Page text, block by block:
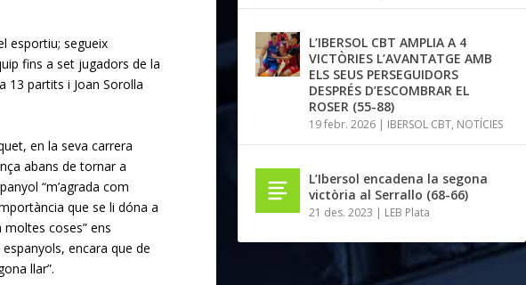
esportiu; segueix
fins a set jugadors de la
13 partits i Joan Sorolla
en la seva carrera
abans de tornar a
“m’agrada com
que se li dóna a
coses” ens
encara que de
llar”.
L’IBERSOL CBT AMPLIA A 4
VICTÒRIES L’AVANTATGE AMB
ELS SEUS PERSEGUIDORS
DESPRÉS D’ESCOMBRAR EL
ROSER (55-88)
19 febr. 2026 | IBERSOL CBT, NOTÍCIES
L’Ibersol encadena la segona
victòria al Serrallo (68-66)
21 des. 2023 | LEB Plata